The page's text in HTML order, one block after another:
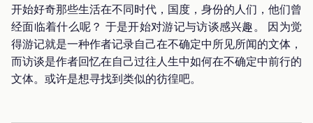
开始好奇那些生活在不同时代，国度，身份的人们，他们曾
经面临着什么呢？ 于是开始对游记与访谈感兴趣。 因为觉
得游记就是一种作者记录自己在不确定中所见所闻的文体，
而访谈是作者回忆在自己过往人生中如何在不确定中前行的
文体。或许是想寻找到类似的彷徨吧。